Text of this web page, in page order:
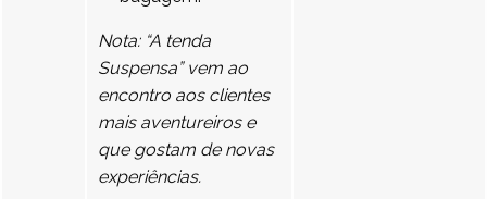
Nota: “A tenda
Suspensa” vem ao
encontro aos clientes
mais aventureiros e
que gostam de novas
experiências.